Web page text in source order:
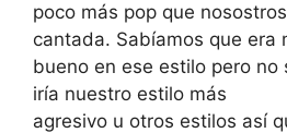
poco más pop que
cantada. Sabíamos que era
bueno en ese estilo pero no
iría nuestro estilo más
agresivo u otros estilos así